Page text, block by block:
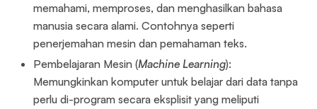
memahami, memproses, dan menghasilkan bahasa
manusia secara alami. Contohnya seperti
penerjemahan mesin dan pemahaman teks.
Pembelajaran Mesin (Machine Learning):
Memungkinkan komputer untuk belajar dari data tanpa
perlu di-program secara eksplisit yang meliputi